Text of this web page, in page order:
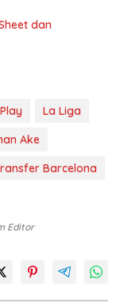
dan
La Liga
Ake
Barcelona
Editor